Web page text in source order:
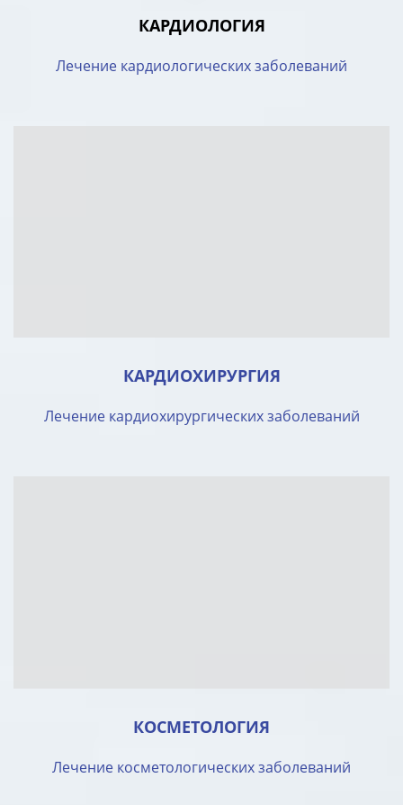
КАРДИОЛОГИЯ
Лечение кардиологических заболеваний
КАРДИОХИРУРГИЯ
Лечение кардиохирургических заболеваний
КОСМЕТОЛОГИЯ
Лечение косметологических заболеваний